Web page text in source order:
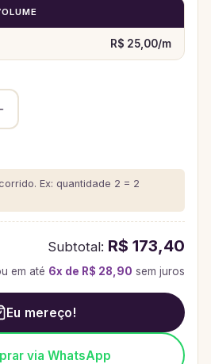
R$ 25,00/m
Ex: quantidade 2 = 2
Subtotal: R$ 173,40
em até 6x de R$ 28,90 sem juros
Eu mereço!
via WhatsApp